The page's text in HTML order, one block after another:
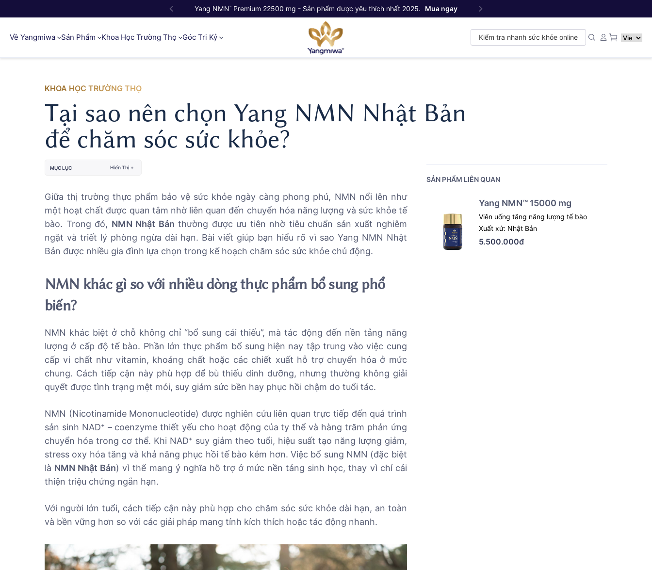
Yang NMN™ Premium 22500 mg - Sản phẩm được yêu thích nhất 2025. Mua ngay
Về Yangmiwa Sản Phẩm Khoa Học Trường Thọ Góc Tri Kỷ Kiểm tra nhanh sức khỏe online
KHOA HỌC TRƯỜNG THỌ
Tại sao nên chọn Yang NMN Nhật Bản
để chăm sóc sức khỏe?
MỤC LỤC Hiển Thị +
Giữa thị trường thực phẩm bảo vệ sức khỏe ngày càng phong phú, NMN nổi lên như
một hoạt chất được quan tâm nhờ liên quan đến chuyển hóa năng lượng và sức khỏe tế
bào. Trong đó, NMN Nhật Bản thường được ưu tiên nhờ tiêu chuẩn sản xuất nghiêm
ngặt và triết lý phòng ngừa dài hạn. Bài viết giúp bạn hiểu rõ vì sao Yang NMN Nhật
Bản được nhiều gia đình lựa chọn trong kế hoạch chăm sóc sức khỏe chủ động.
NMN khác gì so với nhiều dòng thực phẩm bổ sung phổ
biến?
NMN khác biệt ở chỗ không chỉ “bổ sung cái thiếu”, mà tác động đến nền tảng năng
lượng ở cấp độ tế bào. Phần lớn thực phẩm bổ sung hiện nay tập trung vào việc cung
cấp vi chất như vitamin, khoáng chất hoặc các chiết xuất hỗ trợ chuyển hóa ở mức
chung. Cách tiếp cận này phù hợp để bù thiếu dinh dưỡng, nhưng thường không giải
quyết được tình trạng mệt mỏi, suy giảm sức bền hay phục hồi chậm do tuổi tác.
NMN (Nicotinamide Mononucleotide) được nghiên cứu liên quan trực tiếp đến quá trình
sản sinh NAD⁺ – coenzyme thiết yếu cho hoạt động của ty thể và hàng trăm phản ứng
chuyển hóa trong cơ thể. Khi NAD⁺ suy giảm theo tuổi, hiệu suất tạo năng lượng giảm,
stress oxy hóa tăng và khả năng phục hồi tế bào kém hơn. Việc bổ sung NMN (đặc biệt
là NMN Nhật Bản) vì thế mang ý nghĩa hỗ trợ ở mức nền tảng sinh học, thay vì chỉ cải
thiện triệu chứng ngắn hạn.
Với người lớn tuổi, cách tiếp cận này phù hợp cho chăm sóc sức khỏe dài hạn, an toàn
và bền vững hơn so với các giải pháp mang tính kích thích hoặc tác động nhanh.
SẢN PHẨM LIÊN QUAN
Yang NMN™ 15000 mg
Viên uống tăng năng lượng tế bào
Xuất xứ: Nhật Bản
5.500.000đ